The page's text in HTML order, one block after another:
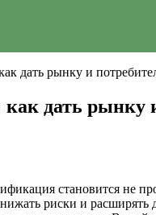
дать рынку и
дать рынку
становится не
риски и